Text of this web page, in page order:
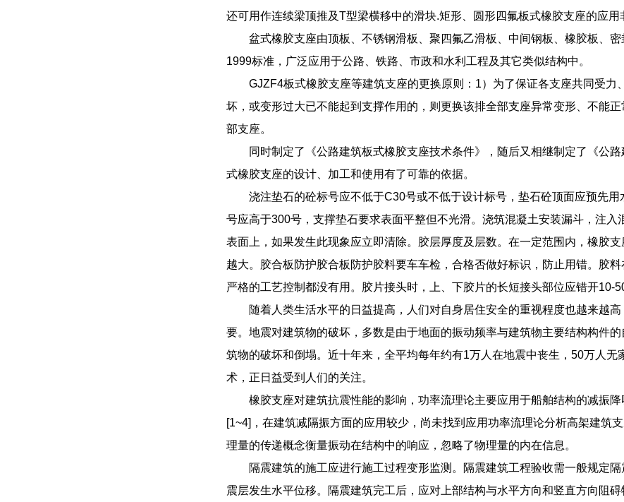
还可用作连续梁顶推及T型梁横移中的滑块.矩形、圆形四氟板式橡胶支座的应用
盆式橡胶支座由顶板、不锈钢滑板、聚四氟乙滑板、中间钢板、橡胶板、
1999标准，广泛应用于公路、铁路、市政和水利工程及其它类似结构中。
GJZF4板式橡胶支座等建筑支座的更换原则：1）为了保证各支座共同受
坏，或变形过大已不能起到支撑作用的，则更换该排全部支座异常变形、不能
部支座。
同时制定了《公路建筑板式橡胶支座技术条件》，随后又相继制定了《公
式橡胶支座的设计、加工和使用有了可靠的依据。
浇注垫石的砼标号应不低于C30号或不低于设计标号，垫石砼顶面应预先
号应高于300号，支撑垫石要求表面平整但不光滑。浇筑混凝土安装漏斗，注
表面上，如果发生此现象应立即清除。胶层厚度及层数。在一定范围内，橡胶
越大。胶合板防护胶合板防护胶料要车车检，合格否做好标识，防止用错。胶
严格的工艺控制都没有用。胶片接头时，上、下胶片的长短接头部位应错开10-
随着人类生活水平的日益提高，人们对自身居住安全的重视程度也越来越
要。地震对建筑物的破坏，多数是由于地面的振动频率与建筑物主要结构构件
筑物的破坏和倒塌。近十年来，全平均每年约有1万人在地震中丧生，50万人
术，正日益受到人们的关注。
橡胶支座对建筑抗震性能的影响，功率流理论主要应用于船舶结构的减振
[1~4]，在建筑减隔振方面的应用较少，尚未找到应用功率流理论分析高架建筑
理量的传递概念衡量振动在结构中的响应，忽略了物理量的内在信息。
隔震建筑的施工应进行施工过程变形监测。隔震建筑工程验收需一般规定
震层发生水平位移。隔震建筑完工后，应对上部结构与水平方向和竖直方向阻